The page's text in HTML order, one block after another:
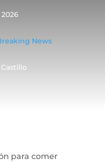
News
para comer